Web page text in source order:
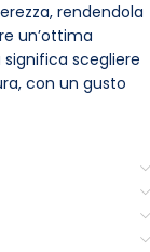
rendendola
un’ottima
scegliere
con un gusto